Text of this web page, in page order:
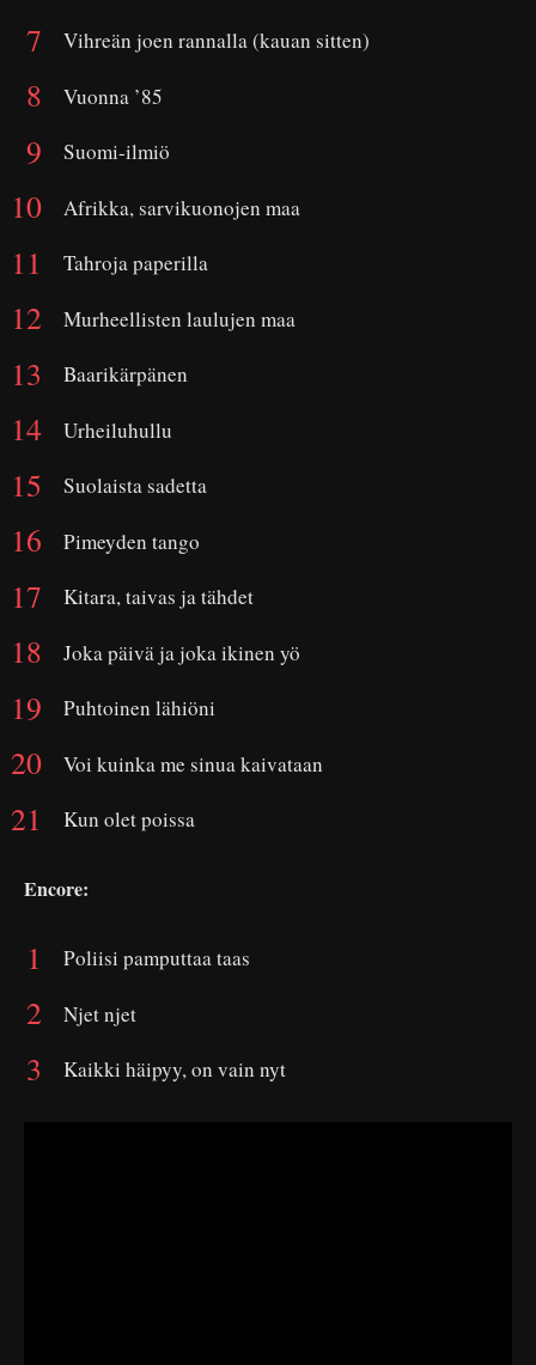
Vihreän joen rannalla (kauan sitten)
Vuonna ’85
Suomi-ilmiö
Afrikka, sarvikuonojen maa
Tahroja paperilla
Murheellisten laulujen maa
Baarikärpänen
Urheiluhullu
Suolaista sadetta
Pimeyden tango
Kitara, taivas ja tähdet
Joka päivä ja joka ikinen yö
Puhtoinen lähiöni
Voi kuinka me sinua kaivataan
Kun olet poissa
Encore:
Poliisi pamputtaa taas
Njet njet
Kaikki häipyy, on vain nyt